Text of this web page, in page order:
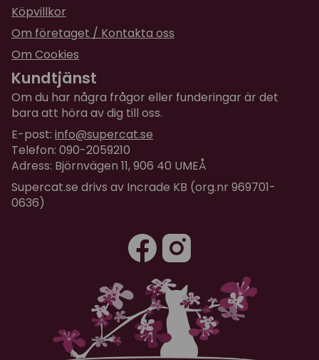
Köpvillkor
Om företaget / Kontakta oss
Om Cookies
Kundtjänst
Om du har några frågor eller funderingar är det
bara att höra av dig till oss.
E-post: info@supercat.se
Telefon: 090-2059210
Adress: Björnvägen 11, 906 40 UMEÅ
Supercat.se drivs av Incrade KB (org.nr 969701-
0636)